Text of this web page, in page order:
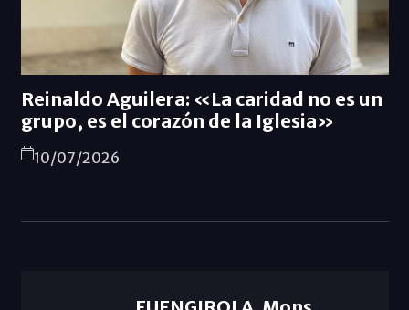
Reinaldo Aguilera: «La caridad no es un
grupo, es el corazón de la Iglesia»
10/07/2026